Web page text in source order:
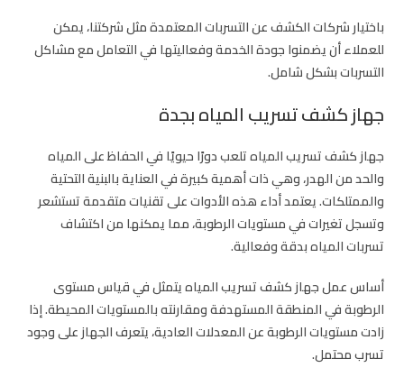
باختيار شركات الكشف عن التسربات المعتمدة مثل شركتنا، يمكن
للعملاء أن يضمنوا جودة الخدمة وفعاليتها في التعامل مع مشاكل
التسربات بشكل شامل.
جهاز كشف تسريب المياه بجدة
جهاز كشف تسريب المياه تلعب دورًا حيويًا في الحفاظ على المياه
والحد من الهدر، وهي ذات أهمية كبيرة في العناية بالبنية التحتية
والممتلكات. يعتمد أداء هذه الأدوات على تقنيات متقدمة تستشعر
وتسجل تغيرات في مستويات الرطوبة، مما يمكنها من اكتشاف
تسربات المياه بدقة وفعالية.
أساس عمل جهاز كشف تسريب المياه يتمثل في قياس مستوى
الرطوبة في المنطقة المستهدفة ومقارنته بالمستويات المحيطة. إذا
زادت مستويات الرطوبة عن المعدلات العادية، يتعرف الجهاز على وجود
تسرب محتمل.